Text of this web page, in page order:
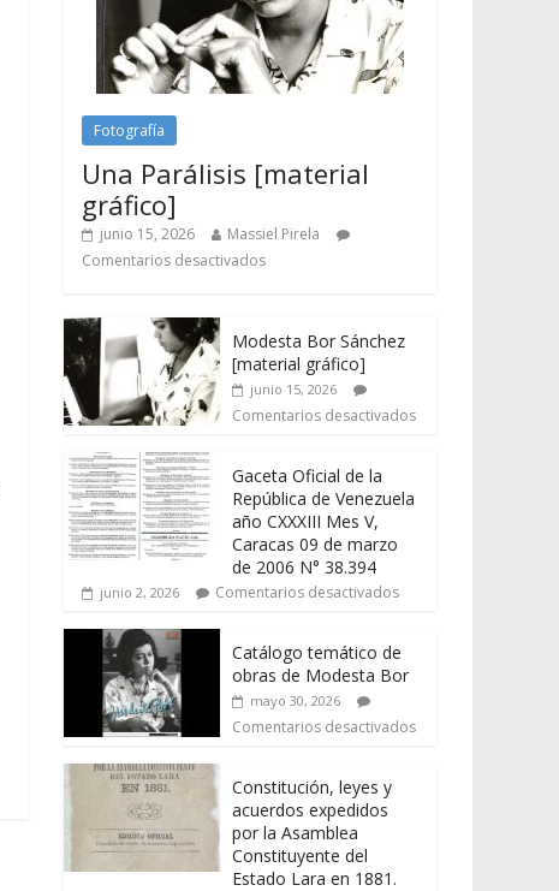
Fotografía
Una Parálisis [material
gráfico]
junio 15, 2026
Massiel Pirela
Comentarios desactivados
Modesta Bor Sánchez
[material gráfico]
junio 15, 2026
Comentarios desactivados
Gaceta Oficial de la
República de Venezuela
año CXXXIII Mes V,
Caracas 09 de marzo
de 2006 N° 38.394
junio 2, 2026 Comentarios desactivados
Catálogo temático de
obras de Modesta Bor
mayo 30, 2026
Comentarios desactivados
Constitución, leyes y
acuerdos expedidos
por la Asamblea
Constituyente del
Estado Lara en 1881.